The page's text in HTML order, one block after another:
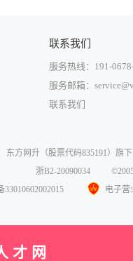
联系我们
服务热线：191-
服务邮箱：
联系我们
东方网升（股票代码835191）旗下
浙B2-20090034
33010602002015
电子营
才网